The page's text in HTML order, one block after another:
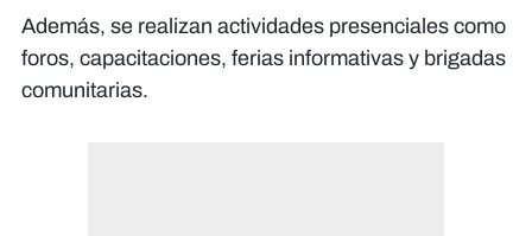
Además, se realizan actividades presenciales como
foros, capacitaciones, ferias informativas y brigadas
comunitarias.